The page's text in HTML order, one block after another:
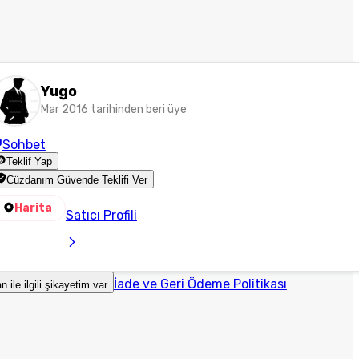
Yugo
Mar 2016 tarihinden beri üye
Sohbet
Teklif Yap
Cüzdanım Güvende Teklifi Ver
Harita Satıcı Profili
ile ilgili şikayetim var İade ve Geri Ödeme Politikası